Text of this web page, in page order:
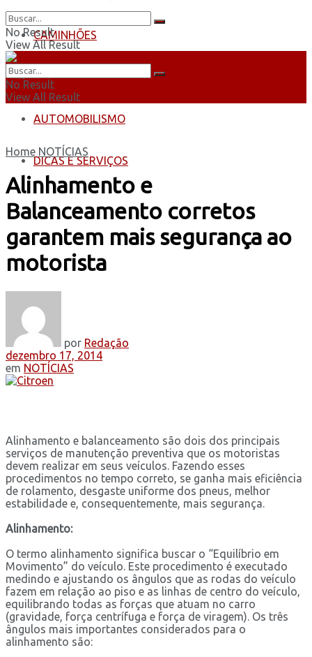
CAMINHÕES
ÔNIBUS
AUTOMOBILISMO
DICAS E SERVIÇOS
No Result
View All Result
No Result
View All Result
Home NOTÍCIAS
Alinhamento e
Balanceamento corretos
garantem mais segurança ao
motorista
por Redação
dezembro 17, 2014
em NOTÍCIAS
Alinhamento e balanceamento são dois dos principais
serviços de manutenção preventiva que os motoristas
devem realizar em seus veículos. Fazendo esses
procedimentos no tempo correto, se ganha mais eficiência
de rolamento, desgaste uniforme dos pneus, melhor
estabilidade e, consequentemente, mais segurança.
Alinhamento:
O termo alinhamento significa buscar o “Equilíbrio em
Movimento” do veículo. Este procedimento é executado
medindo e ajustando os ângulos que as rodas do veículo
fazem em relação ao piso e as linhas de centro do veículo,
equilibrando todas as forças que atuam no carro
(gravidade, força centrífuga e força de viragem). Os três
ângulos mais importantes considerados para o
alinhamento são: